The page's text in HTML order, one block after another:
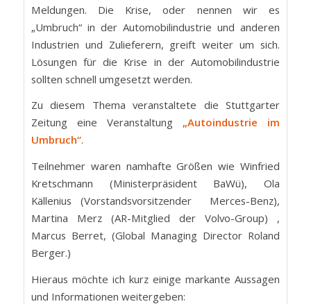
Meldungen. Die Krise, oder nennen wir es
„Umbruch“ in der Automobilindustrie und anderen
Industrien und Zulieferern, greift weiter um sich.
Lösungen für die Krise in der Automobilindustrie
sollten schnell umgesetzt werden.
Zu diesem Thema veranstaltete die Stuttgarter
Zeitung eine Veranstaltung „Autoindustrie im
Umbruch“.
Teilnehmer waren namhafte Größen wie Winfried
Kretschmann (Ministerpräsident BaWü), Ola
Källenius (Vorstandsvorsitzender Merces-Benz),
Martina Merz (AR-Mitglied der Volvo-Group) ,
Marcus Berret, (Global Managing Director Roland
Berger.)
Hieraus möchte ich kurz einige markante Aussagen
und Informationen weitergeben: